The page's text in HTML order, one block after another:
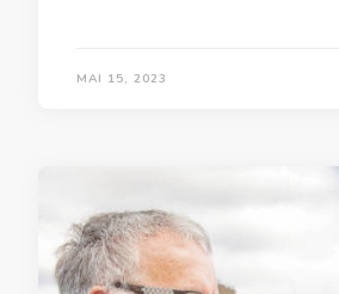
MAI 15, 2023